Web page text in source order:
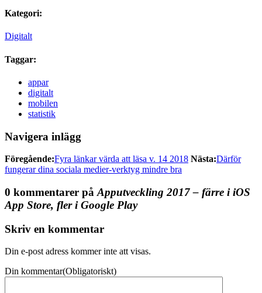
Kategori:
Digitalt
Taggar:
appar
digitalt
mobilen
statistik
Navigera inlägg
Föregående:Fyra länkar värda att läsa v. 14 2018 Nästa:Därför
fungerar dina sociala medier-verktyg mindre bra
0 kommentarer på Apputveckling 2017 – färre i iOS
App Store, fler i Google Play
Skriv en kommentar
Din e-post adress kommer inte att visas.
Din kommentar(Obligatoriskt)